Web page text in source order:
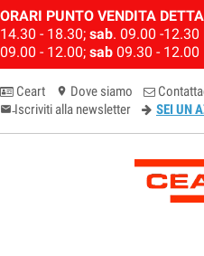
ORARI PUNTO VENDITA
14.30 - 18.30; sab. 09.00 -12.30
09.00 - 12.00; sab 09.30 - 12.00
Ceart location_on Dove siamo
email-newsletter
Iscriviti alla newsletter SEI UN